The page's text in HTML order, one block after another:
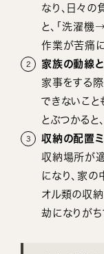
なり、日々の
と、「洗濯
作業が苦痛に
家族の動線
家事をする
できないこと
とぶつかると
収納の配置
収納場所が
になり、家の
オル類の収
劫になりがち